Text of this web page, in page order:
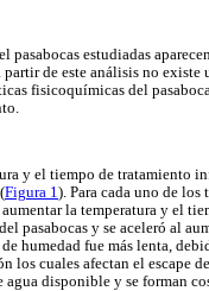
pasabocas estudiadas
de este análisis no
fisicoquímicas del
y el tiempo de tratamiento
Figura 1 ). Para cada uno de
la temperatura y el
pasabocas y se aceleró al
humedad fue más lenta,
los cuales afectan el escape
disponible y se forman